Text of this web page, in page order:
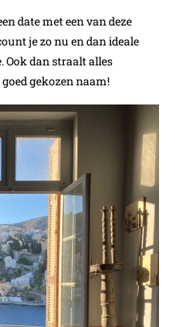
date met een van deze
je zo nu en dan ideale
Ook dan straalt alles
gekozen naam!